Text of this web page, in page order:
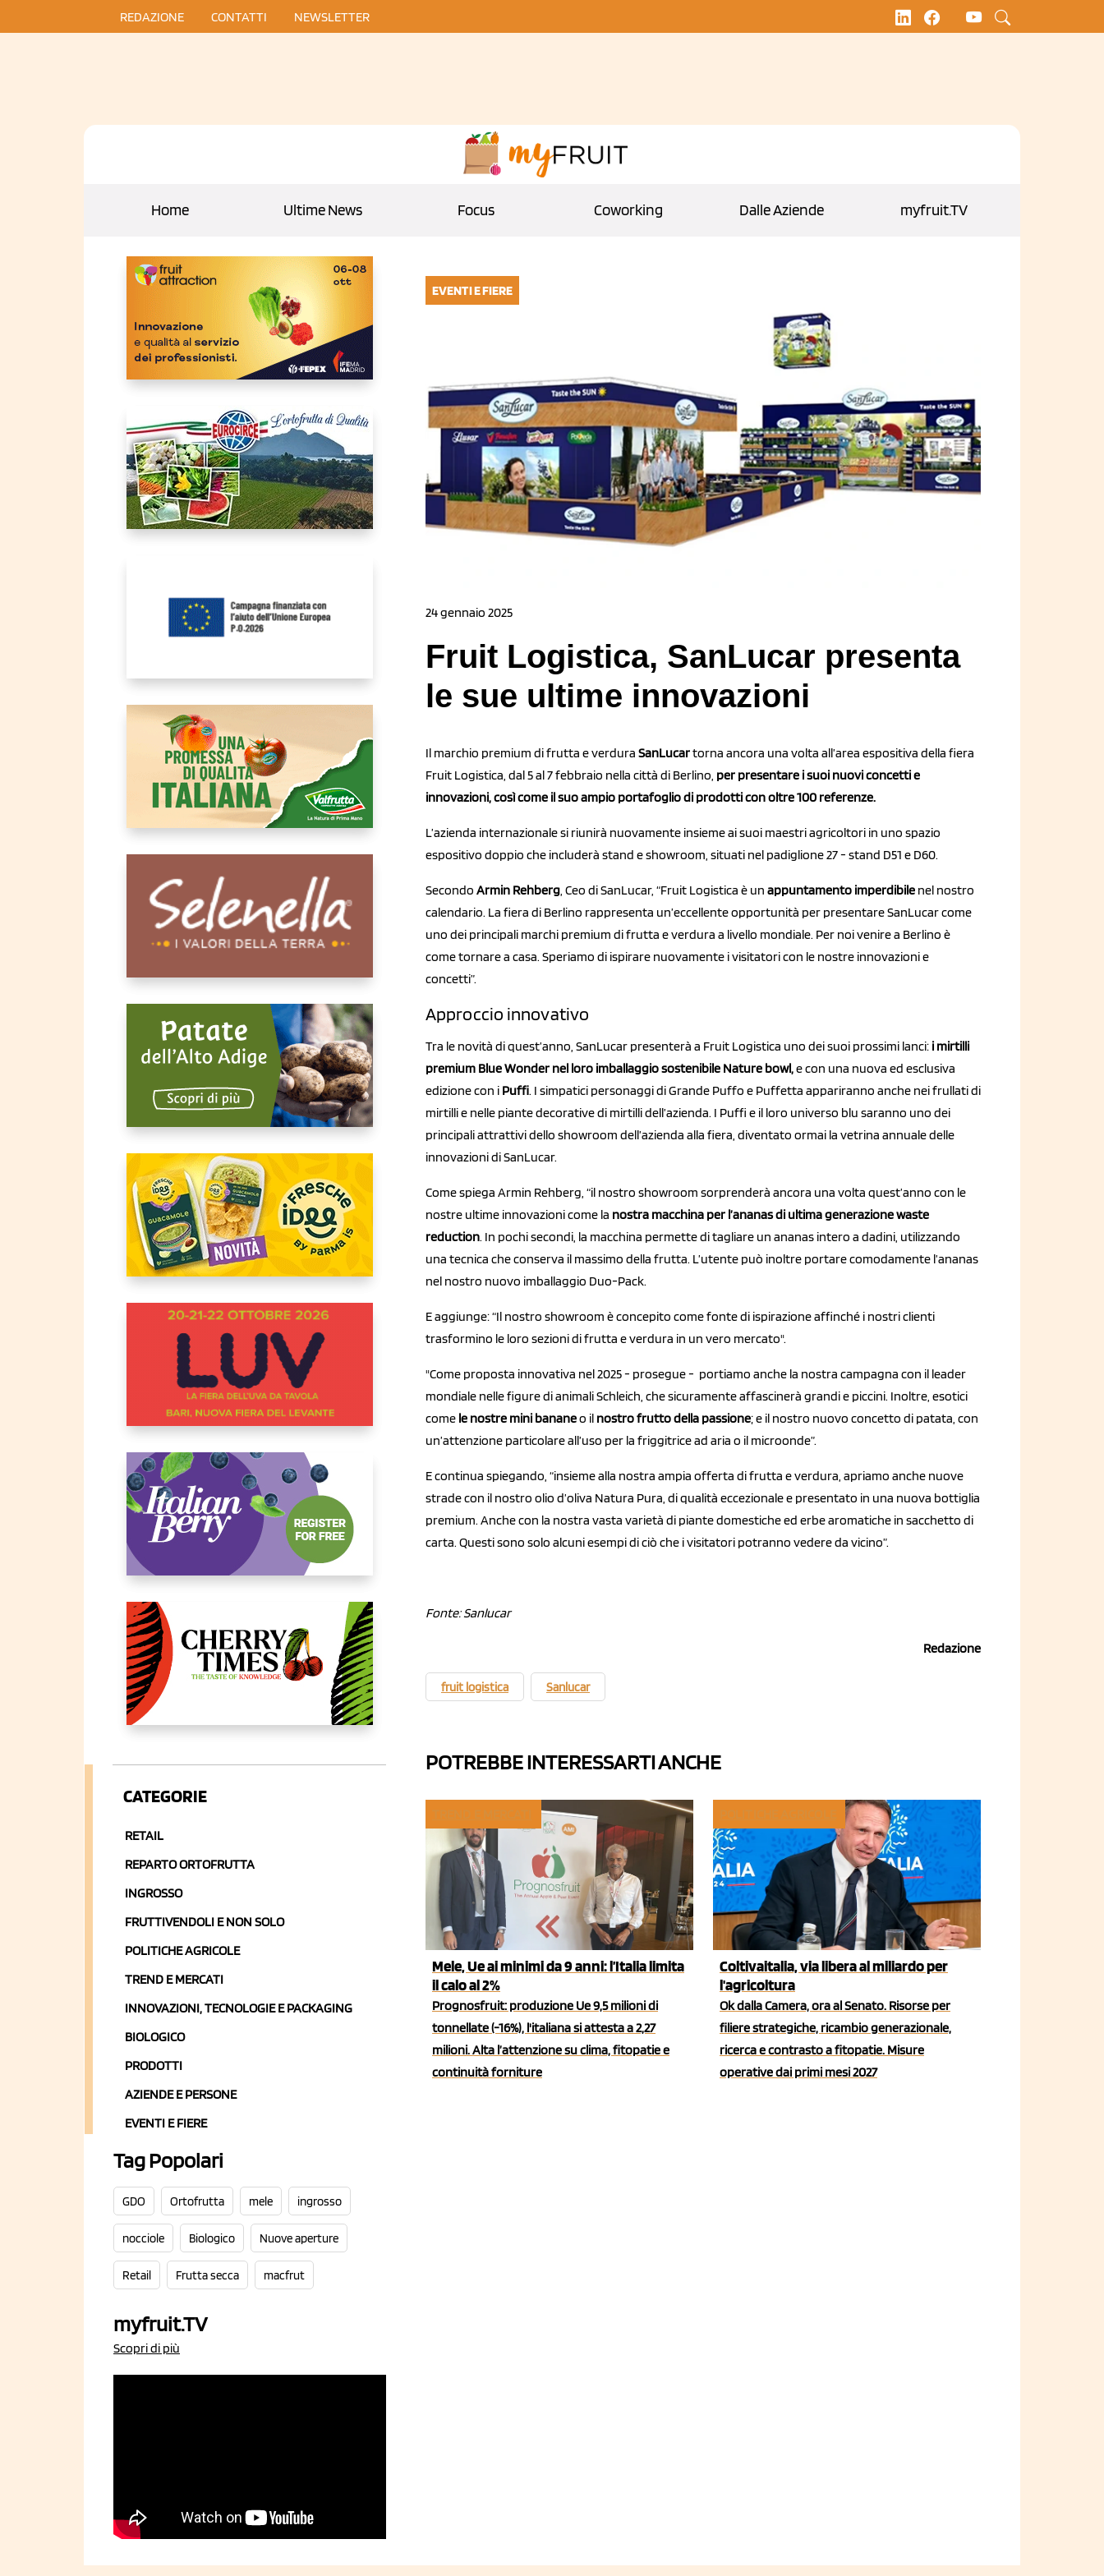
REDAZIONE CONTATTI NEWSLETTER
Home Ultime News Focus Coworking Dalle Aziende myfruit.TV
CATEGORIE
RETAIL
REPARTO ORTOFRUTTA
INGROSSO
FRUTTIVENDOLI E NON SOLO
POLITICHE AGRICOLE
TREND E MERCATI
INNOVAZIONI, TECNOLOGIE E PACKAGING
BIOLOGICO
PRODOTTI
AZIENDE E PERSONE
EVENTI E FIERE
Tag Popolari
GDO Ortofrutta mele ingrosso
nocciole Biologico Nuove aperture
Retail Frutta secca macfrut
myfruit.TV
Scopri di più
EVENTI E FIERE
24 gennaio 2025
Fruit Logistica, SanLucar presenta
le sue ultime innovazioni
Il marchio premium di frutta e verdura SanLucartorna ancora una volta all’area espositiva della fiera
Fruit Logistica, dal 5 al 7 febbraio nella città di Berlino, per presentare i suoi nuovi concetti e
innovazioni, così come il suo ampio portafoglio di prodotti con oltre 100 referenze.
L’azienda internazionale si riunirà nuovamente insieme ai suoi maestri agricoltori in uno spazio
espositivo doppio che includerà stand e showroom, situati nel padiglione 27 - stand D51 e D60.
Secondo Armin Rehberg , Ceo di SanLucar, “Fruit Logistica è un appuntamento imperdibile nel nostro
calendario. La fiera di Berlino rappresenta un’eccellente opportunità per presentare SanLucar come
uno dei principali marchi premium di frutta e verdura a livello mondiale. Per noi venire a Berlino è
come tornare a casa. Speriamo di ispirare nuovamente i visitatori con le nostre innovazioni e
concetti”.
Approccio innovativo
Tra le novità di quest’anno, SanLucar presenterà a Fruit Logistica uno dei suoi prossimi lanci: i mirtilli
premium Blue Wonder nel loro imballaggio sostenibile Nature bowl,e con una nuova ed esclusiva
edizione con i Puffi. I simpatici personaggi di Grande Puffo e Puffetta appariranno anche nei frullati di
mirtilli e nelle piante decorative di mirtilli dell’azienda. I Puffi e il loro universo blu saranno uno dei
principali attrattivi dello showroom dell’azienda alla fiera, diventato ormai la vetrina annuale delle
innovazioni di SanLucar.
Come spiega Armin Rehberg, “il nostro showroom sorprenderà ancora una volta quest’anno con le
nostre ultime innovazioni come la nostra macchina per l’ananas di ultima generazione waste
reduction. In pochi secondi, la macchina permette di tagliare un ananas intero a dadini, utilizzando
una tecnica che conserva il massimo della frutta. L’utente può inoltre portare comodamente l’ananas
nel nostro nuovo imballaggio Duo-Pack.
E aggiunge: “Il nostro showroom è concepito come fonte di ispirazione affinché i nostri clienti
trasformino le loro sezioni di frutta e verdura in un vero mercato".
"Come proposta innovativa nel 2025 - prosegue - portiamo anche la nostra campagna con il leader
mondiale nelle figure di animali Schleich, che sicuramente affascinerà grandi e piccini. Inoltre, esotici
come le nostre mini bananeo il nostro frutto della passione; e il nostro nuovo concetto di patata, con
un’attenzione particolare all’uso per la friggitrice ad aria o il microonde”.
E continua spiegando, “insieme alla nostra ampia offerta di frutta e verdura, apriamo anche nuove
strade con il nostro olio d’oliva Natura Pura, di qualità eccezionale e presentato in una nuova bottiglia
premium. Anche con la nostra vasta varietà di piante domestiche ed erbe aromatiche in sacchetto di
carta. Questi sono solo alcuni esempi di ciò che i visitatori potranno vedere da vicino”.
Fonte: Sanlucar
Redazione
fruit logistica Sanlucar
POTREBBE INTERESSARTI ANCHE
Mele, Ue ai minimi da 9 anni: l’Italia limita
il calo al 2%
Prognosfruit: produzione Ue 9,5 milioni di
tonnellate (-16%), l'italiana si attesta a 2,27
milioni. Alta l’attenzione su clima, fitopatie e
continuità forniture
Coltivaitalia, via libera al miliardo per
l'agricoltura
Ok dalla Camera, ora al Senato. Risorse per
filiere strategiche, ricambio generazionale,
ricerca e contrasto a fitopatie. Misure
operative dai primi mesi 2027